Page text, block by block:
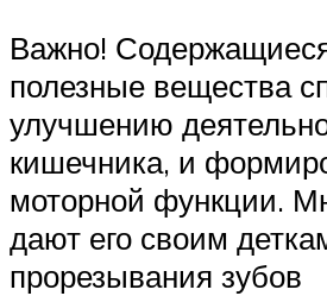
Важно!
полезные вещества
улучшению
кишечника, и
моторной функции.
дают его своим
прорезывания зубов